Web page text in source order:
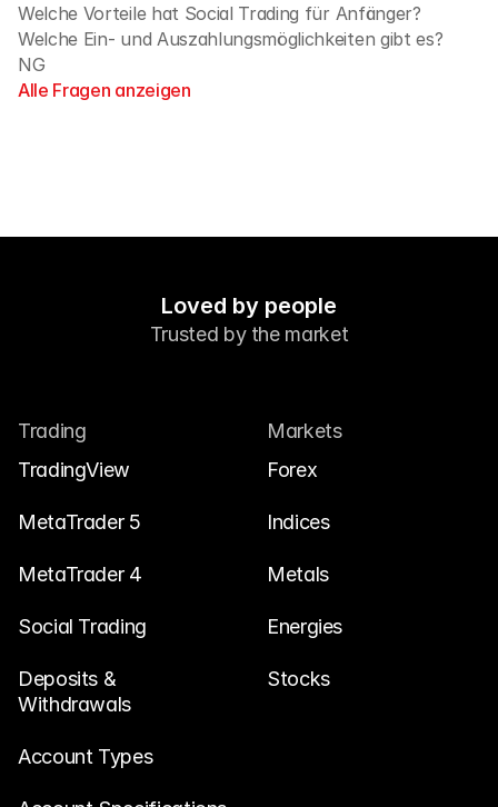
Welche Vorteile hat Social Trading für Anfänger?
Welche Ein- und Auszahlungsmöglichkeiten gibt es?
NG
Alle Fragen anzeigen
Loved by people
Trusted by the market
Trading
TradingView
MetaTrader 5
MetaTrader 4
Social Trading
Deposits &
Withdrawals
Account Types
Markets
Forex
Indices
Metals
Energies
Stocks